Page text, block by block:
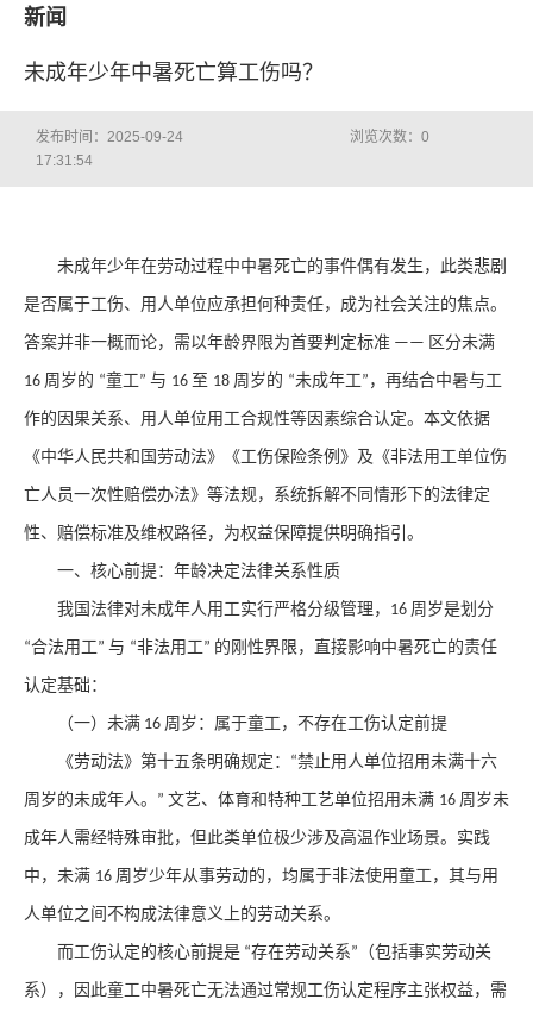
新闻
未成年少年中暑死亡算工伤吗？
发布时间：2025-09-24
17:31:54
浏览次数： 0
未成年少年在劳动过程中中暑死亡的事件偶有发生，此类悲剧
是否属于工伤、用人单位应承担何种责任，成为社会关注的焦点。
答案并非一概而论，需以年龄界限为首要判定标准 —— 区分未满
16 周岁的 “童工” 与 16 至 18 周岁的 “未成年工” ，再结合中暑与工
作的因果关系、用人单位用工合规性等因素综合认定。本文依据
《中华人民共和国劳动法》《工伤保险条例》及《非法用工单位伤
亡人员一次性赔偿办法》等法规，系统拆解不同情形下的法律定
性、赔偿标准及维权路径，为权益保障提供明确指引。
一、核心前提：年龄决定法律关系性质
我国法律对未成年人用工实行严格分级管理， 16 周岁是划分
“合法用工” 与 “非法用工” 的刚性界限，直接影响中暑死亡的责任
认定基础：
（一）未满 16 周岁：属于童工，不存在工伤认定前提
《劳动法》第十五条明确规定： “禁止用人单位招用未满十六
周岁的未成年人。 ” 文艺、体育和特种工艺单位招用未满 16 周岁未
成年人需经特殊审批，但此类单位极少涉及高温作业场景。实践
中，未满 16 周岁少年从事劳动的，均属于非法使用童工 ，其与用
人单位之间不构成法律意义上的劳动关系。
而工伤认定的核心前提是 “存在劳动关系” （包括事实劳动关
系），因此童工中暑死亡无法通过常规工伤认定程序主张权益 ，需